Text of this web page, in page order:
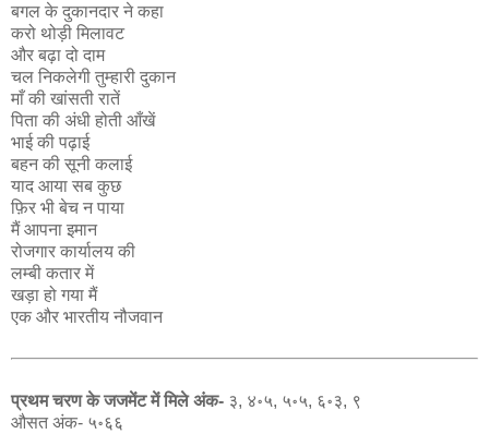
बगल के दुकानदार ने कहा
करो थोड़ी मिलावट
और बढ़ा दो दाम
चल निकलेगी तुम्हारी दुकान
माँ की खांसती रातें
पिता की अंधी होती आँखें
भाई की पढ़ाई
बहन की सूनी कलाई
याद आया सब कुछ
फ़िर भी बेच न पाया
मैं आपना इमान
रोजगार कार्यालय की
लम्बी कतार में
खड़ा हो गया मैं
एक और भारतीय नौजवान
प्रथम चरण के जजमेंट में मिले अंक- ३, ४॰५, ५॰५, ६॰३, ९
औसत अंक- ५॰६६